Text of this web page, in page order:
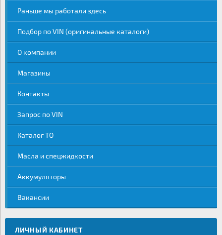
Раньше мы работали здесь
Подбор по VIN (оригинальные каталоги)
О компании
Магазины
Контакты
Запрос по VIN
Каталог ТО
Масла и спецжидкости
Аккумуляторы
Вакансии
ЛИЧНЫЙ КАБИНЕТ